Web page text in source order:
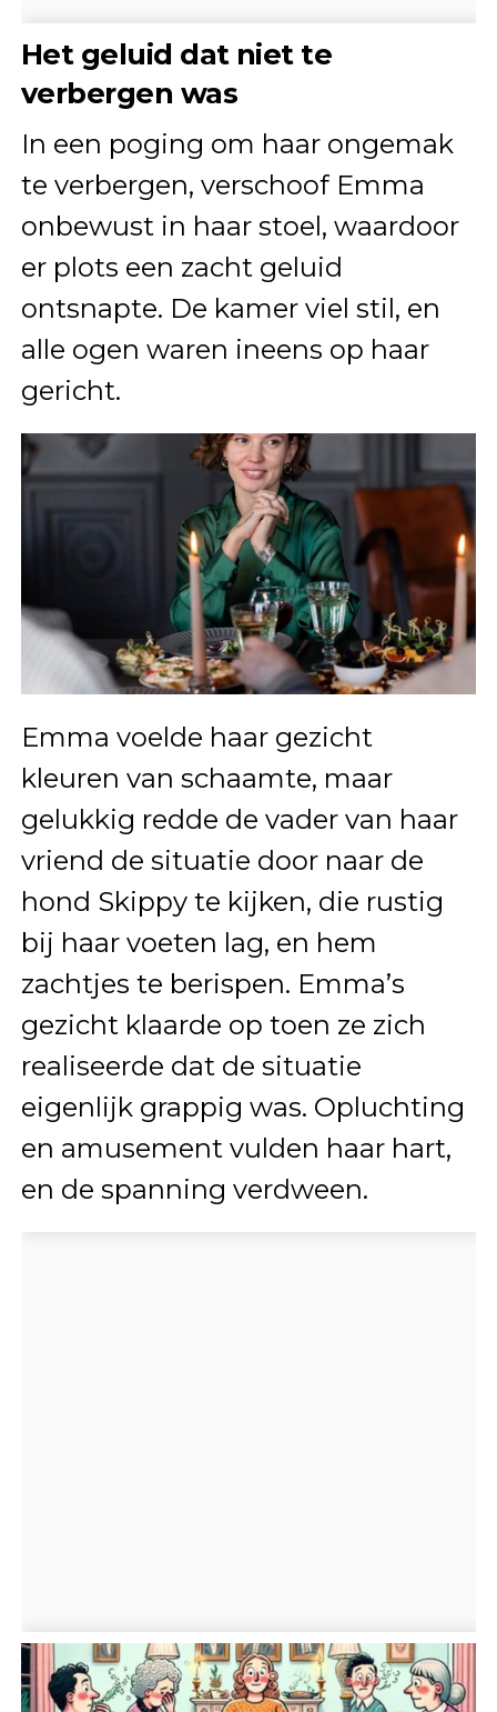
Het geluid dat niet te
verbergen was
In een poging om haar ongemak
te verbergen, verschoof Emma
onbewust in haar stoel, waardoor
er plots een zacht geluid
ontsnapte. De kamer viel stil, en
alle ogen waren ineens op haar
gericht.
Emma voelde haar gezicht
kleuren van schaamte, maar
gelukkig redde de vader van haar
vriend de situatie door naar de
hond Skippy te kijken, die rustig
bij haar voeten lag, en hem
zachtjes te berispen. Emma’s
gezicht klaarde op toen ze zich
realiseerde dat de situatie
eigenlijk grappig was. Opluchting
en amusement vulden haar hart,
en de spanning verdween.